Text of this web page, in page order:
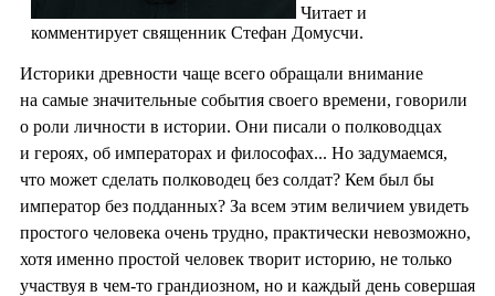
Читает и
комментирует священник Стефан Домусчи.
Историки древности чаще всего обращали внимание
на самые значительные события своего времени, говорили
о роли личности в истории. Они писали о полководцах
и героях, об императорах и философах... Но задумаемся,
что может сделать полководец без солдат? Кем был бы
император без подданных? За всем этим величием увидеть
простого человека очень трудно, практически невозможно,
хотя именно простой человек творит историю, не только
участвуя в чем-то грандиозном, но и каждый день совершая